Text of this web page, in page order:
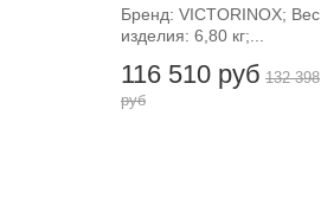
Бренд: VICTORINOX; Вес
изделия: 6,80 кг;...
116 510 руб 132 398
руб